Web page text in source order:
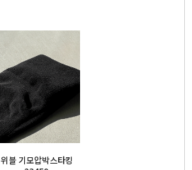
위블 기모압박스타킹